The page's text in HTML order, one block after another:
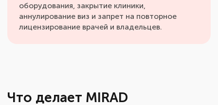
оборудования, закрытие клиники,
аннулирование виз и запрет на повторное
лицензирование врачей и владельцев.
Что делает MIRAD